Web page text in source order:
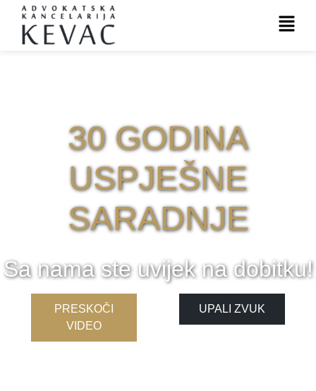
30 GODINA
USPJEŠNE
SARADNJE
Sa nama ste uvijek na dobitku!
PRESKOČI
VIDEO
UPALI ZVUK